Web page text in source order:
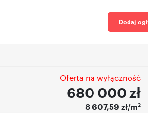
Dodaj
Oferta na wyłączność
680 000 zł
8 607,59 zł/m2